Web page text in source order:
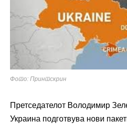
Фото: Принтскрин
Претседателот Володимир
Украина подготвува нови